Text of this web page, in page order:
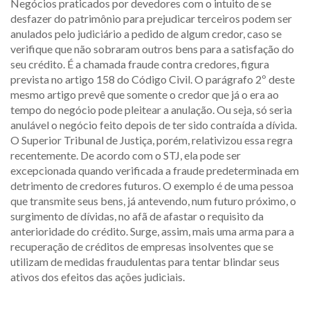
Negócios praticados por devedores com o intuito de se
desfazer do patrimônio para prejudicar terceiros podem ser
anulados pelo judiciário a pedido de algum credor, caso se
verifique que não sobraram outros bens para a satisfação do
seu crédito. É a chamada fraude contra credores, figura
prevista no artigo 158 do Código Civil. O parágrafo 2º deste
mesmo artigo prevê que somente o credor que já o era ao
tempo do negócio pode pleitear a anulação. Ou seja, só seria
anulável o negócio feito depois de ter sido contraída a dívida.
O Superior Tribunal de Justiça, porém, relativizou essa regra
recentemente. De acordo com o STJ, ela pode ser
excepcionada quando verificada a fraude predeterminada em
detrimento de credores futuros. O exemplo é de uma pessoa
que transmite seus bens, já antevendo, num futuro próximo, o
surgimento de dívidas, no afã de afastar o requisito da
anterioridade do crédito. Surge, assim, mais uma arma para a
recuperação de créditos de empresas insolventes que se
utilizam de medidas fraudulentas para tentar blindar seus
ativos dos efeitos das ações judiciais.